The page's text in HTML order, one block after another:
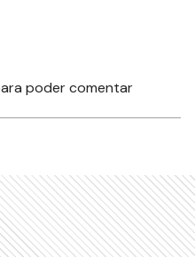
poder comentar